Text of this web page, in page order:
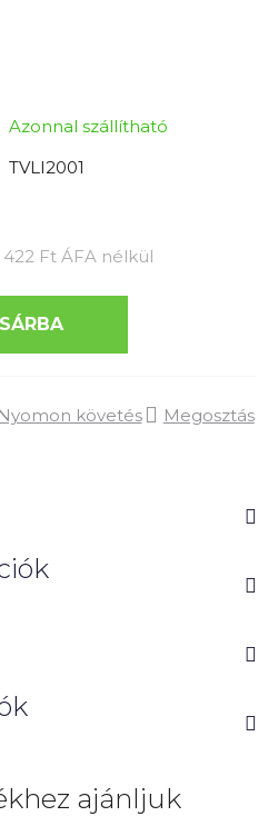
Azonnal szállítható
TVLI2001
422 Ft ÁFA nélkül
Nyomon követés Megosztás
ajánljuk